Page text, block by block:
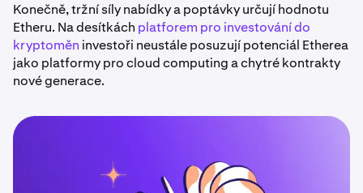
Konečně, tržní síly nabídky a poptávky určují hodnotu
Etheru. Na desítkách platforem pro investování do
kryptoměn investoři neustále posuzují potenciál Etherea
jako platformy pro cloud computing a chytré kontrakty
nové generace.